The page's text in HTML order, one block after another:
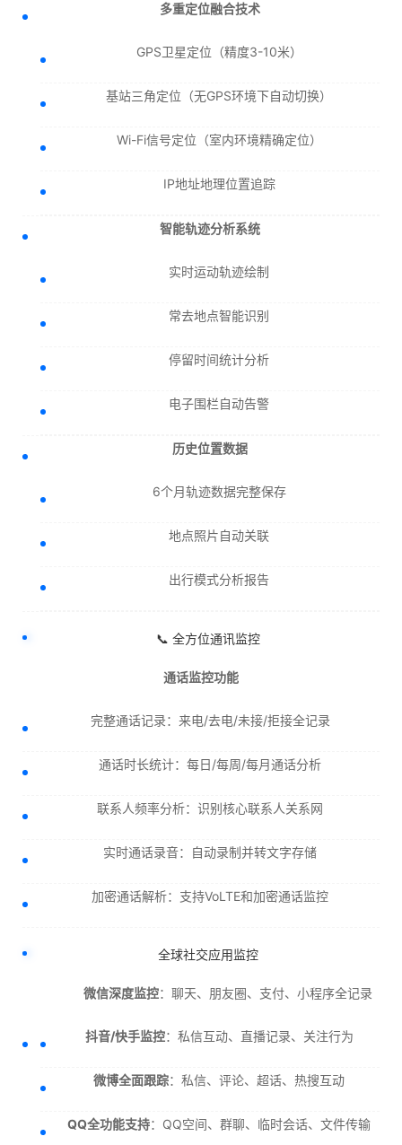
多重定位融合技术
GPS卫星定位（精度3-10米）
基站三角定位（无GPS环境下自动切换）
Wi-Fi信号定位（室内环境精确定位）
IP地址地理位置追踪
智能轨迹分析系统
实时运动轨迹绘制
常去地点智能识别
停留时间统计分析
电子围栏自动告警
历史位置数据
6个月轨迹数据完整保存
地点照片自动关联
出行模式分析报告
📞 全方位通讯监控
通话监控功能
完整通话记录：来电/去电/未接/拒接全记录
通话时长统计：每日/每周/每月通话分析
联系人频率分析：识别核心联系人关系网
实时通话录音：自动录制并转文字存储
加密通话解析：支持VoLTE和加密通话监控
全球社交应用监控
微信深度监控：聊天、朋友圈、支付、小程序全记录
抖音/快手监控：私信互动、直播记录、关注行为
微博全面跟踪：私信、评论、超话、热搜互动
QQ全功能支持：QQ空间、群聊、临时会话、文件传输